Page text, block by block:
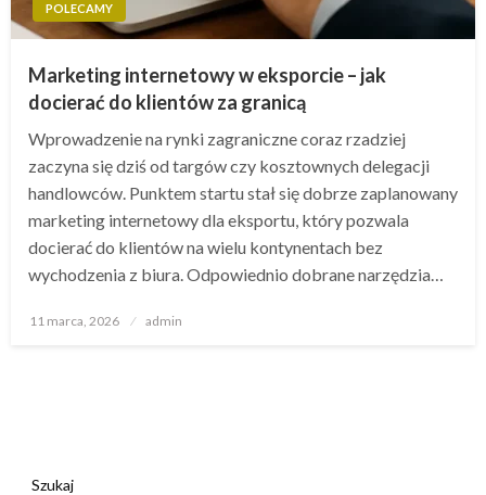
POLECAMY
Marketing internetowy w eksporcie – jak
docierać do klientów za granicą
Wprowadzenie na rynki zagraniczne coraz rzadziej
zaczyna się dziś od targów czy kosztownych delegacji
handlowców. Punktem startu stał się dobrze zaplanowany
marketing internetowy dla eksportu, który pozwala
docierać do klientów na wielu kontynentach bez
wychodzenia z biura. Odpowiednio dobrane narzędzia…
Opublikowane
11 marca, 2026 admin
Szukaj